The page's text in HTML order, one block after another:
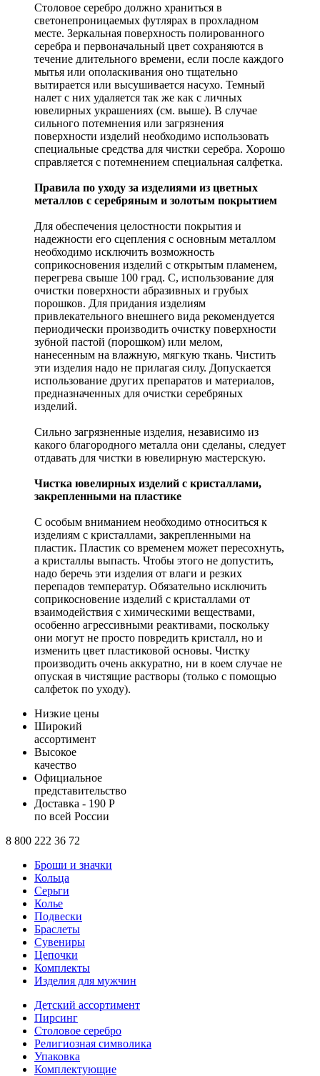
Столовое серебро должно храниться в
светонепроницаемых футлярах в прохладном
месте. Зеркальная поверхность полированного
серебра и первоначальный цвет сохраняются в
течение длительного времени, если после каждого
мытья или ополаскивания оно тщательно
вытирается или высушивается насухо. Темный
налет с них удаляется так же как с личных
ювелирных украшениях (см. выше). В случае
сильного потемнения или загрязнения
поверхности изделий необходимо использовать
специальные средства для чистки серебра. Хорошо
справляется с потемнением специальная салфетка.
Правила по уходу за изделиями из цветных
металлов с серебряным и золотым покрытием
Для обеспечения целостности покрытия и
надежности его сцепления с основным металлом
необходимо исключить возможность
соприкосновения изделий с открытым пламенем,
перегрева свыше 100 град. С, использование для
очистки поверхности абразивных и грубых
порошков. Для придания изделиям
привлекательного внешнего вида рекомендуется
периодически производить очистку поверхности
зубной пастой (порошком) или мелом,
нанесенным на влажную, мягкую ткань. Чистить
эти изделия надо не прилагая силу. Допускается
использование других препаратов и материалов,
предназначенных для очистки серебряных
изделий.
Сильно загрязненные изделия, независимо из
какого благородного металла они сделаны, следует
отдавать для чистки в ювелирную мастерскую.
Чистка ювелирных изделий с кристаллами,
закрепленными на пластике
С особым вниманием необходимо относиться к
изделиям с кристаллами, закрепленными на
пластик. Пластик со временем может пересохнуть,
а кристаллы выпасть. Чтобы этого не допустить,
надо беречь эти изделия от влаги и резких
перепадов температур. Обязательно исключить
соприкосновение изделий с кристаллами от
взаимодействия с химическими веществами,
особенно агрессивными реактивами, поскольку
они могут не просто повредить кристалл, но и
изменить цвет пластиковой основы. Чистку
производить очень аккуратно, ни в коем случае не
опуская в чистящие растворы (только с помощью
салфеток по уходу).
Низкие цены
Широкий
ассортимент
Высокое
качество
Официальное
представительство
Доставка - 190 Р
по всей России
8 800 222 36 72
Броши и значки
Кольца
Серьги
Колье
Подвески
Браслеты
Сувениры
Цепочки
Комплекты
Изделия для мужчин
Детский ассортимент
Пирсинг
Столовое серебро
Религиозная символика
Упаковка
Комплектующие